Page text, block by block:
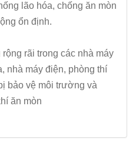
lão hóa, chống ăn mòn
ổn định.
rãi trong các nhà máy
nhà máy điện, phòng thí
bảo vệ môi trường và
ăn mòn